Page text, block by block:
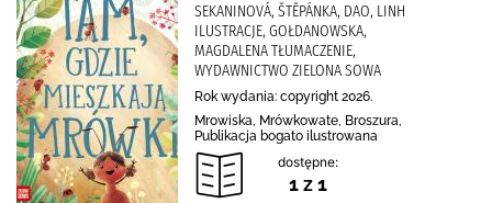
SEKANINOVÁ, ŠTĚPÁNKA, DAO, LINH
ILUSTRACJE, GOŁDANOWSKA,
MAGDALENA TŁUMACZENIE,
WYDAWNICTWO ZIELONA SOWA
Rok wydania: copyright 2026.
Mrowiska, Mrówkowate, Broszura,
Publikacja bogato ilustrowana
dostępne:
1 z 1